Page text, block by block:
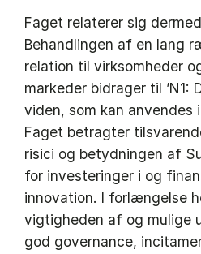
Faget relaterer sig
Behandlingen af en lang
relation til virksomheder
markeder bidrager til ’N1:
viden, som kan anvendes
Faget betragter
risici og betydningen af
for investeringer i og
innovation. I forlængelse
vigtigheden af og mulige
god governance,